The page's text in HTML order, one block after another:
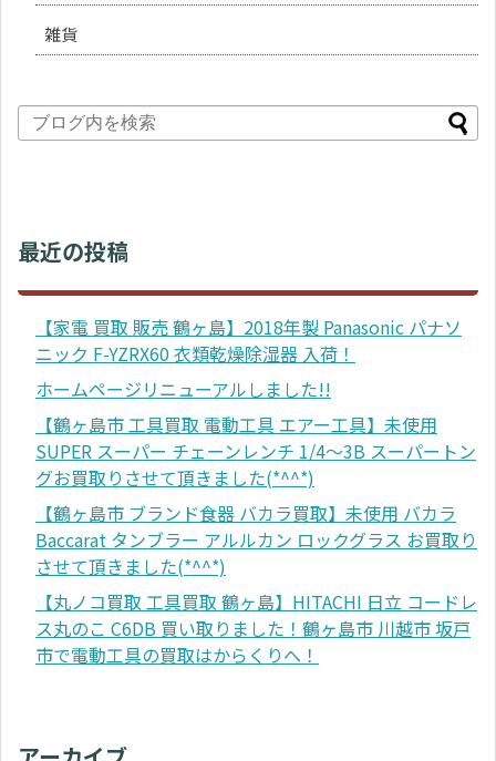
雑貨
最近の投稿
【家電 買取 販売 鶴ヶ島】2018年製 Panasonic パナソ
ニック F-YZRX60 衣類乾燥除湿器 入荷！
ホームページリニューアルしました!!
【鶴ヶ島市 工具買取 電動工具 エアー工具】未使用
SUPER スーパー チェーンレンチ 1/4～3B スーパートン
グお買取りさせて頂きました(*^^*)
【鶴ヶ島市 ブランド食器 バカラ買取】未使用 バカラ
Baccarat タンブラー アルルカン ロックグラス お買取り
させて頂きました(*^^*)
【丸ノコ買取 工具買取 鶴ヶ島】HITACHI 日立 コードレ
ス丸のこ C6DB 買い取りました！鶴ヶ島市 川越市 坂戸
市で電動工具の買取はからくりへ！